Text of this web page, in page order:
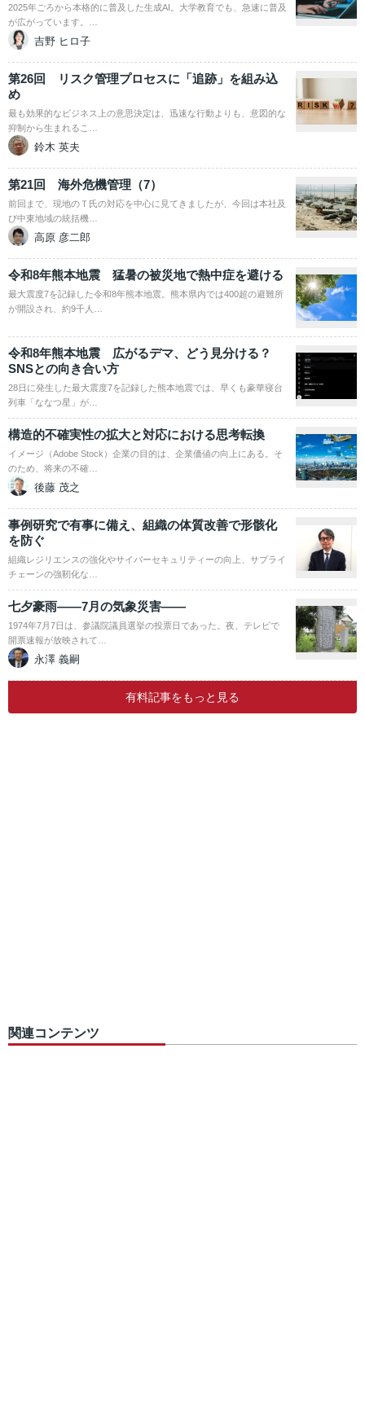
2025年ごろから本格的に普及した生成AI。大学教育でも、急速に普及
が広がっています。…
吉野 ヒロ子
第26回 リスク管理プロセスに「追跡」を組み込
め
最も効果的なビジネス上の意思決定は、迅速な行動よりも、意図的な
抑制から生まれるこ…
鈴木 英夫
第21回 海外危機管理（7）
前回まで、現地のＴ氏の対応を中心に見てきましたが、今回は本社及
び中東地域の統括機…
高原 彦二郎
令和8年熊本地震 猛暑の被災地で熱中症を避ける
最大震度7を記録した令和8年熊本地震。熊本県内では400超の避難所
が開設され、約9千人…
令和8年熊本地震 広がるデマ、どう見分ける？
SNSとの向き合い方
28日に発生した最大震度7を記録した熊本地震では、早くも豪華寝台
列車「ななつ星」が…
構造的不確実性の拡大と対応における思考転換
イメージ（Adobe Stock）企業の目的は、企業価値の向上にある。そ
のため、将来の不確…
後藤 茂之
事例研究で有事に備え、組織の体質改善で形骸化
を防ぐ
組織レジリエンスの強化やサイバーセキュリティーの向上、サプライ
チェーンの強靭化な…
七夕豪雨――7月の気象災害――
1974年7月7日は、参議院議員選挙の投票日であった。夜、テレビで
開票速報が放映されて…
永澤 義嗣
有料記事をもっと見る
関連コンテンツ